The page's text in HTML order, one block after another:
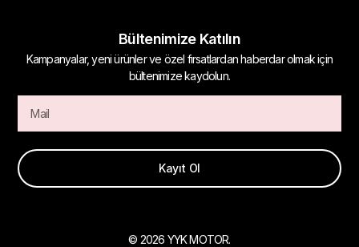
Bültenimize Katılın
Kampanyalar, yeni ürünler ve özel fırsatlardan haberdar olmak için
bültenimize kaydolun.
Kayıt Ol
© 2026 YYK MOTOR.